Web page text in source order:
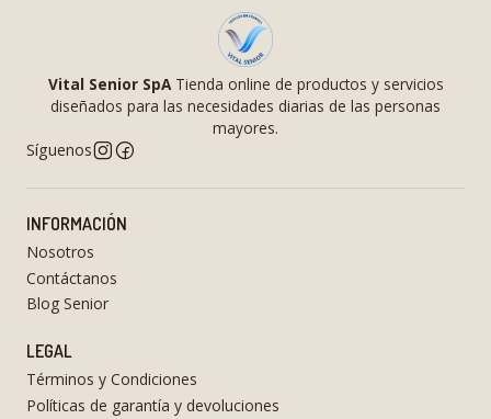
Vital Senior SpATienda online de productos y servicios
diseñados para las necesidades diarias de las personas
mayores.
Síguenos
INFORMACIÓN
Nosotros
Contáctanos
Blog Senior
LEGAL
Términos y Condiciones
Políticas de garantía y devoluciones